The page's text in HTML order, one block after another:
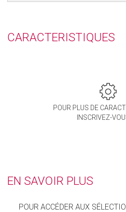
CARACTERISTIQUES
POUR PLUS DE
INSCRIVEZ-
EN SAVOIR PLUS
POUR ACCÉDER AUX